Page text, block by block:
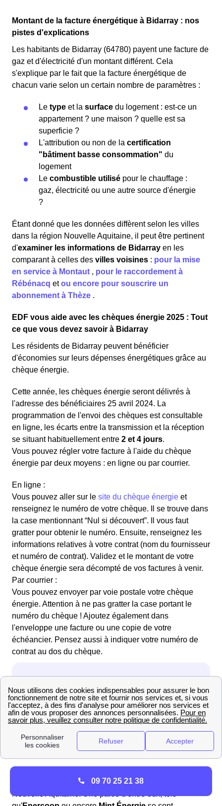
Montant de la facture énergétique à Bidarray : nos
pistes d'explications
Les habitants de Bidarray (64780) payent une facture de
gaz et d'électricité d'un montant différent. Cela
s'explique par le fait que la facture énergétique de
chacun varie selon un certain nombre de paramètres :
Le type et la surface du logement : est-ce un
appartement ? une maison ? quelle est sa
superficie ?
L'attribution ou non de la certification
"bâtiment basse consommation" du
logement
Le combustible utilisé pour le chauffage :
gaz, électricité ou une autre source d'énergie
?
Étant donné que les données diffèrent selon les villes
dans la région Nouvelle Aquitaine, il peut être pertinent
d'examiner les informations de Bidarray en les
comparant à celles des villes voisines : pour la mise
en service à Montaut , pour le raccordement à
Rébénacq etou encore pour souscrire un
abonnement à Thèze .
EDF vous aide avec les chèques énergie 2025 : Tout
ce que vous devez savoir à Bidarray
Les résidents de Bidarray peuvent bénéficier
d'économies sur leurs dépenses énergétiques grâce au
chèque énergie.
Cette année, les chèques énergie seront délivrés à
l'adresse des bénéficiaires 25 avril 2024. La
programmation de l'envoi des chèques est consultable
en ligne, les écarts entre la transmission et la réception
se situant habituellement entre 2 et 4 jours.
Vous pouvez régler votre facture à l'aide du chèque
énergie par deux moyens : en ligne ou par courrier.
En ligne :
Vous pouvez aller sur le site du chèque énergie et
renseignez le numéro de votre chèque. Il se trouve dans
la case mentionnant “Nul si découvert”. Il vous faut
gratter pour obtenir le numéro. Ensuite, renseignez les
informations relatives à votre contrat (nom du fournisseur
et numéro de contrat). Validez et le montant de votre
chèque énergie sera décompté de vos factures à venir.
Par courrier :
Vous pouvez envoyer par voie postale votre chèque
énergie. Attention à ne pas gratter la case portant le
numéro du chèque ! Ajoutez également dans
l'enveloppe une facture ou une copie de votre
échéancier. Pensez aussi à indiquer votre numéro de
contrat au dos du chèque.
Quelles sont les offres d'électricité verte à Bidarray
On dénombre beaucoup de fournisseurs d'énergie
offres d'électricité verte
Nouvelle Aquitaine. Une partie d'entre eux, tels
09 70 25 21 38